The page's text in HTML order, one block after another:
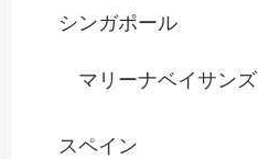
シンガポール
マリーナベイサンズ
スペイン